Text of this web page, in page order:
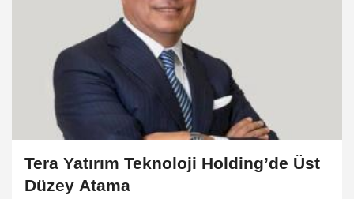
Tera Yatırım Teknoloji Holding’de Üst
Düzey Atama